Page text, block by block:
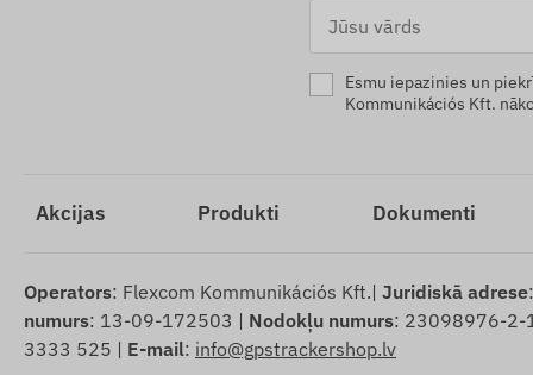
Esmu iepazinies un
Kommunikációs Kft.
Akcijas Produkti Dokumenti
Operators: Flexcom Kommunikációs Kft.| Juridiskā adrese
numurs: 13-09-172503 | Nodokļu numurs: 23098976-2-
3333 525 | E-mail: info@gpstrackershop.lv